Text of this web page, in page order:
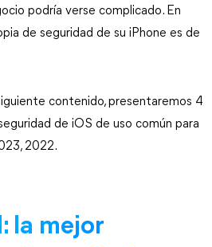
podría verse complicado. En
de seguridad de su iPhone es de
contenido, presentaremos 4
de iOS de uso común para
2022.
la mejor